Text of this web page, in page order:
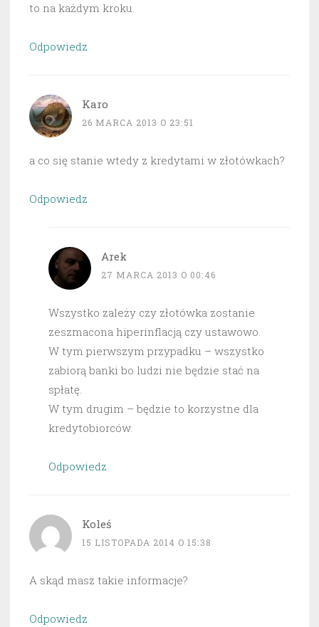
to na każdym kroku.
Odpowiedz
Karo
26 MARCA 2013 O 23:51
a co się stanie wtedy z kredytami w złotówkach?
Odpowiedz
Arek
27 MARCA 2013 O 00:46
Wszystko zależy czy złotówka zostanie
zeszmacona hiperinflacją czy ustawowo.
W tym pierwszym przypadku – wszystko
zabiorą banki bo ludzi nie będzie stać na
spłatę.
W tym drugim – będzie to korzystne dla
kredytobiorców.
Odpowiedz
Koleś
15 LISTOPADA 2014 O 15:38
A skąd masz takie informacje?
Odpowiedz